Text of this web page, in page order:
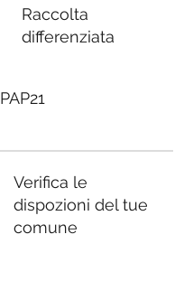
Raccolta
differenziata
PAP21
Verifica le
dispozioni del tue
comune